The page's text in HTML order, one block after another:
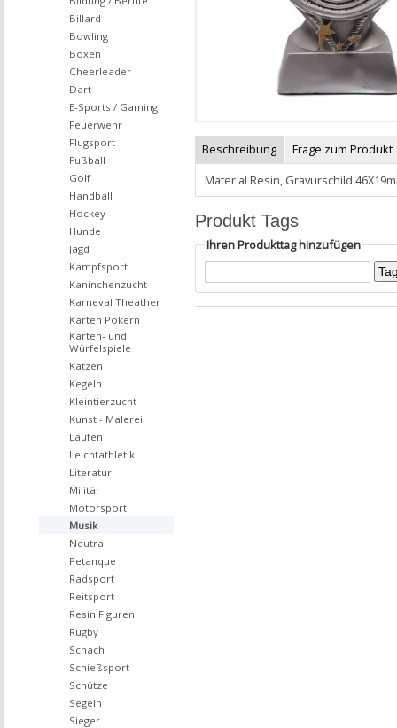
Beschreibung
Frage zum Produkt
Material Resin, Gravurschild
Produkt Tags
Ihren Produkttag hinzufügen
Billard
Bowling
Boxen
Cheerleader
Dart
E-Sports / Gaming
Feuerwehr
Flugsport
Fußball
Golf
Handball
Hockey
Hunde
Jagd
Kampfsport
Kaninchenzucht
Karneval Theather
Karten Pokern
Karten- und
Würfelspiele
Katzen
Kegeln
Kleintierzucht
Kunst - Malerei
Laufen
Leichtathletik
Literatur
Militär
Motorsport
Musik
Neutral
Petanque
Radsport
Reitsport
Resin Figuren
Rugby
Schach
Schießsport
Schütze
Segeln
Sieger